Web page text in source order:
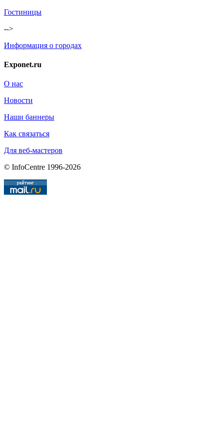
Гостиницы
-->
Информация о городах
Exponet.ru
О нас
Новости
Наши баннеры
Как связаться
Для веб-мастеров
© InfoCentre 1996-2026